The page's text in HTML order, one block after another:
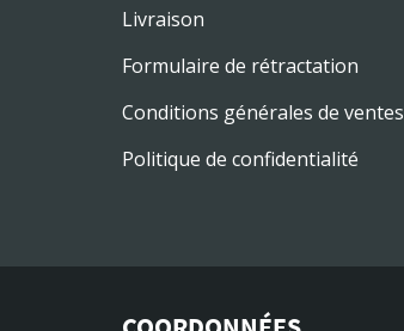
Livraison
Formulaire de rétractation
Conditions générales de ventes
Politique de confidentialité